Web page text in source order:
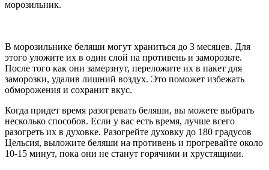
морозильник.
В морозильнике беляши могут храниться до 3 месяцев. Для
этого уложите их в один слой на противень и заморозьте.
После того как они замерзнут, переложите их в пакет для
заморозки, удалив лишний воздух. Это поможет избежать
обморожения и сохранит вкус.
Когда придет время разогревать беляши, вы можете выбрать
несколько способов. Если у вас есть время, лучше всего
разогреть их в духовке. Разогрейте духовку до 180 градусов
Цельсия, выложите беляши на противень и прогревайте около
10-15 минут, пока они не станут горячими и хрустящими.